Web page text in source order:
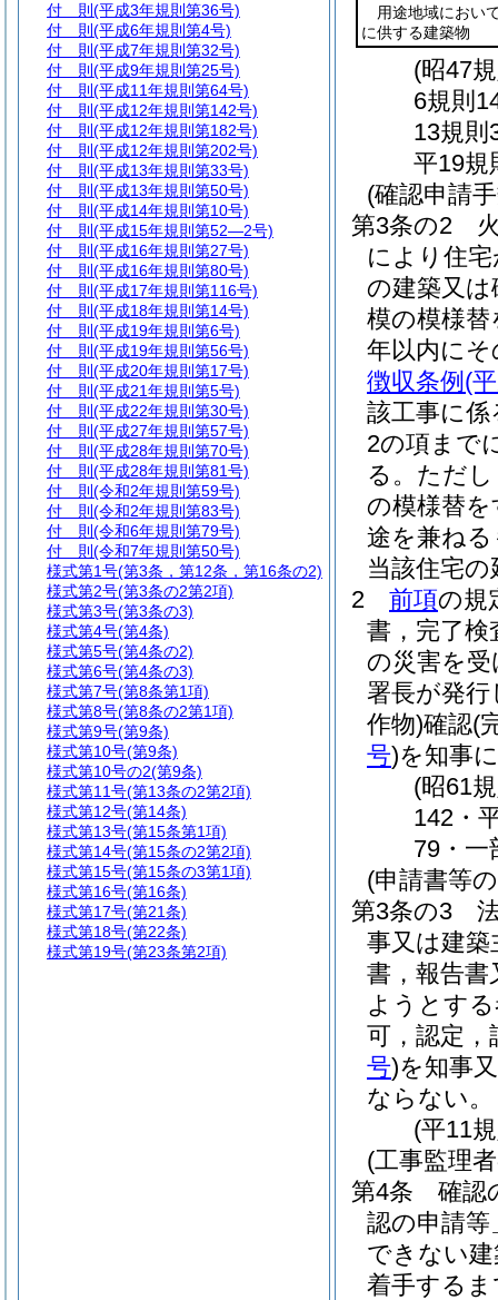
用途地域におい
に供する建築物
(昭47
6規則
13規則
平19規
(確認申請
第3条の2
により住
の建築又
模の模様
年以内に
徴収条例 (
該工事に係
2の項まで
る。 ただ
の模様替
途を兼ね
当該住宅
2
前項の規
書，完了検
の災害を
署長が発
作物)確認(
号)を知事
(昭61
142・
79・一
(申請書等
第3条の3
事又は建
書，報告書
ようとす
可，認定，
号)を知事
ならない。
(平11
(工事監理
第4条
確認
認の申請
できない
着手する
付 則 (平成3年規則第36号)
付 則 (平成6年規則第4号)
付 則 (平成7年規則第32号)
付 則 (平成9年規則第25号)
付 則 (平成11年規則第64号)
付 則 (平成12年規則第142号)
付 則 (平成12年規則第182号)
付 則 (平成12年規則第202号)
付 則 (平成13年規則第33号)
付 則 (平成13年規則第50号)
付 則 (平成14年規則第10号)
付 則 (平成15年規則第52―2号)
付 則 (平成16年規則第27号)
付 則 (平成16年規則第80号)
付 則 (平成17年規則第116号)
付 則 (平成18年規則第14号)
付 則 (平成19年規則第6号)
付 則 (平成19年規則第56号)
付 則 (平成20年規則第17号)
付 則 (平成21年規則第5号)
付 則 (平成22年規則第30号)
付 則 (平成27年規則第57号)
付 則 (平成28年規則第70号)
付 則 (平成28年規則第81号)
付 則 (令和2年規則第59号)
付 則 (令和2年規則第83号)
付 則 (令和6年規則第79号)
付 則 (令和7年規則第50号)
様式第1号(第3条，第12条，第16条の2)
様式第2号(第3条の2第2項)
様式第3号(第3条の3)
様式第4号(第4条)
様式第5号(第4条の2)
様式第6号(第4条の3)
様式第7号(第8条第1項)
様式第8号(第8条の2第1項)
様式第9号(第9条)
様式第10号(第9条)
様式第10号の2(第9条)
様式第11号(第13条の2第2項)
様式第12号(第14条)
様式第13号(第15条第1項)
様式第14号(第15条の2第2項)
様式第15号(第15条の3第1項)
様式第16号(第16条)
様式第17号(第21条)
様式第18号(第22条)
様式第19号(第23条第2項)